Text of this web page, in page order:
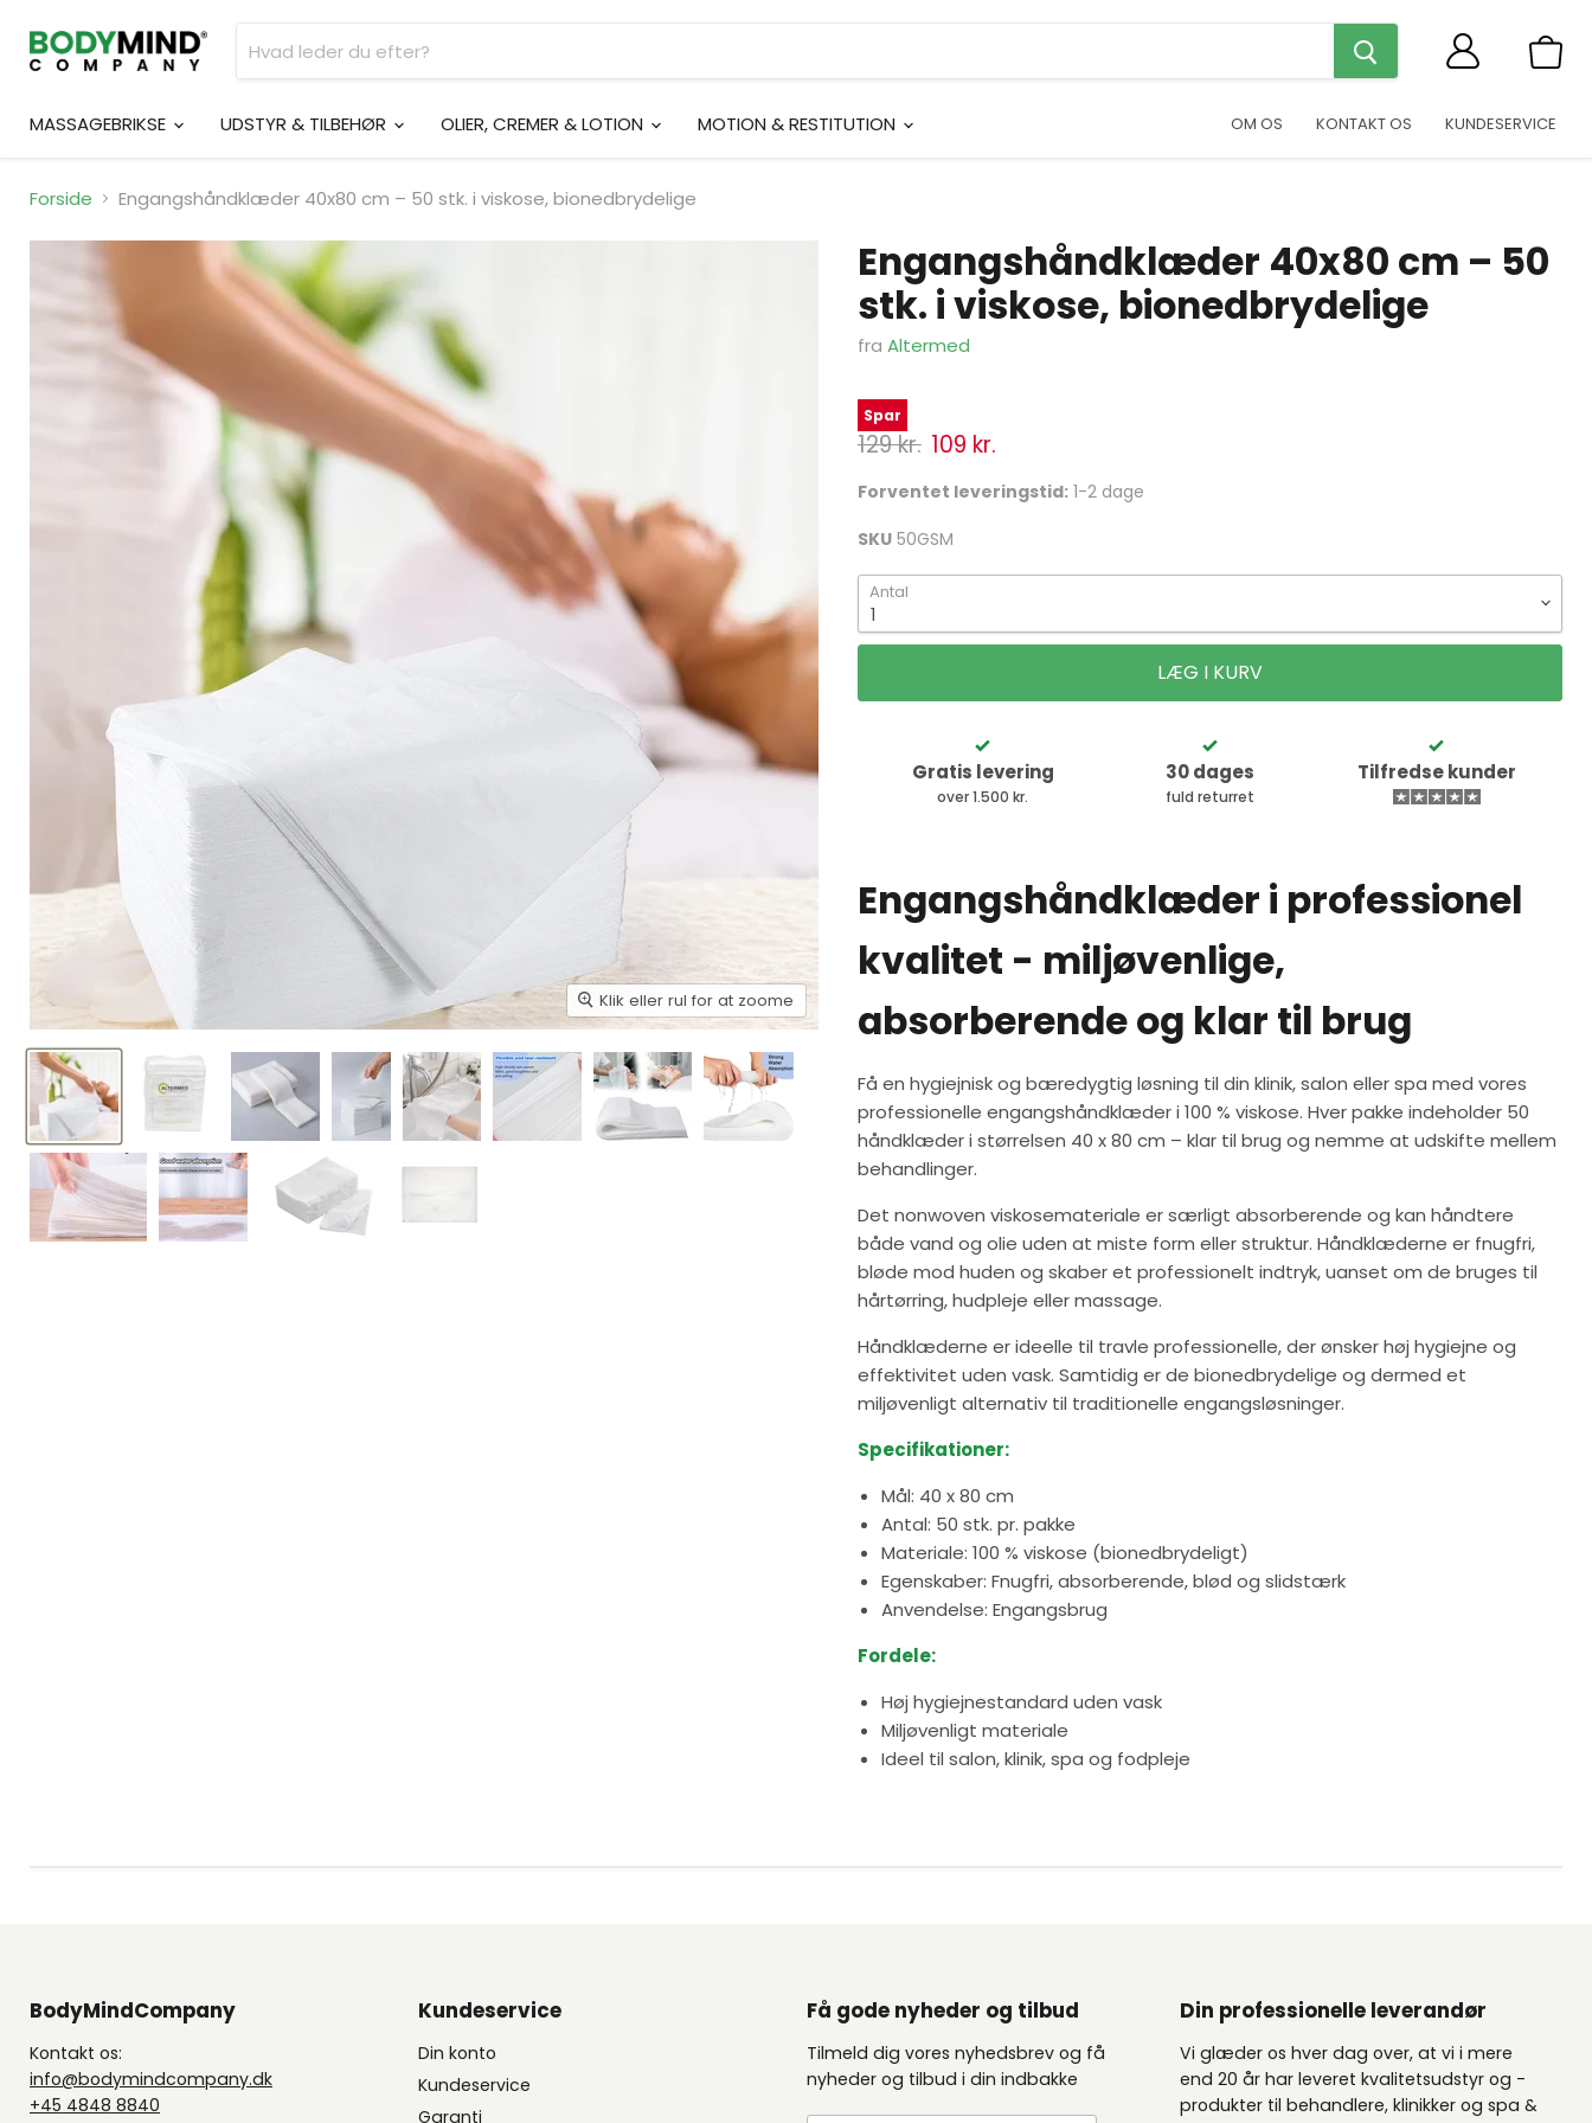
MASSAGEBRIKSE
UDSTYR & TILBEHØR OLIER, CREMER & LOTION MOTION & RESTITUTION OM OS KONTAKT OS KUNDESERVICE
Forside Engangshåndklæder 40x80 cm – 50 stk. i viskose, bionedbrydelige
Klik eller rul for at zoome
Engangshåndklæder 40x80 cm – 50
stk. i viskose, bionedbrydelige
fra Altermed
Spar
Normal pris
129 kr. Ny pris
109 kr.
Forventet leveringstid: 1-2 dage
SKU 50GSM
Antal
LÆG I KURV
Gratis levering
over 1.500 kr.
30 dages
fuld returret
Tilfredse kunder
Engangshåndklæder i professionel
kvalitet - miljøvenlige,
absorberende og klar til brug
Få en hygiejnisk og bæredygtig løsning til din klinik, salon eller spa med vores
professionelle engangshåndklæder i 100 % viskose. Hver pakke indeholder 50
håndklæder i størrelsen 40 x 80 cm – klar til brug og nemme at udskifte mellem
behandlinger.
Det nonwoven viskosemateriale er særligt absorberende og kan håndtere
både vand og olie uden at miste form eller struktur. Håndklæderne er fnugfri,
bløde mod huden og skaber et professionelt indtryk, uanset om de bruges til
hårtørring, hudpleje eller massage.
Håndklæderne er ideelle til travle professionelle, der ønsker høj hygiejne og
effektivitet uden vask. Samtidig er de bionedbrydelige og dermed et
miljøvenligt alternativ til traditionelle engangsløsninger.
Specifikationer:
Mål: 40 x 80 cm
Antal: 50 stk. pr. pakke
Materiale: 100 % viskose (bionedbrydeligt)
Egenskaber: Fnugfri, absorberende, blød og slidstærk
Anvendelse: Engangsbrug
Fordele:
Høj hygiejnestandard uden vask
Miljøvenligt materiale
Ideel til salon, klinik, spa og fodpleje
BodyMindCompany
Kontakt os:
info@bodymindcompany.dk
+45 4848 8840
Kundeservice
Din konto
Kundeservice
Garanti
Få gode nyheder og tilbud
Tilmeld dig vores nyhedsbrev og få
nyheder og tilbud i din indbakke
Din professionelle leverandør
Vi glæder os hver dag over, at vi i mere
end 20 år har leveret kvalitetsudstyr og -
produkter til behandlere, klinikker og spa &